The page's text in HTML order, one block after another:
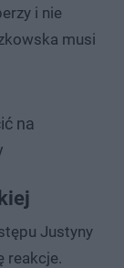
i nie
musi
na
Justyny
reakcje.